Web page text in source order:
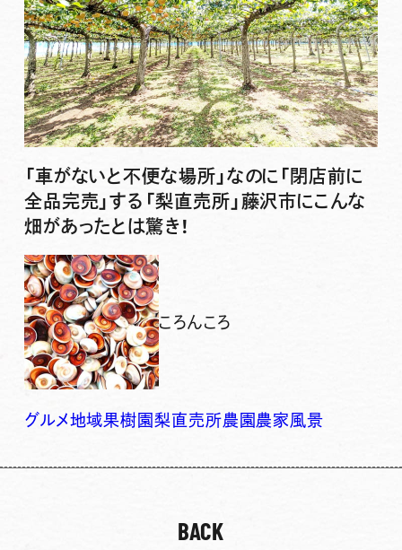
「車がないと不便な場所」なのに「閉店前に
全品完売」する「梨直売所」藤沢市にこんな
畑があったとは驚き！
ころんころ
グルメ地域果樹園梨直売所農園 農家風景
BACK